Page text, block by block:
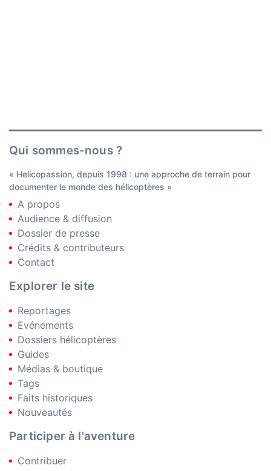
Qui sommes-nous ?
« Helicopassion, depuis 1998 : une approche de terrain pour
documenter le monde des hélicoptères »
A propos
Audience & diffusion
Dossier de presse
Crédits & contributeurs
Contact
Explorer le site
Reportages
Evénements
Dossiers hélicoptères
Guides
Médias & boutique
Tags
Faits historiques
Nouveautés
Participer à l'aventure
Contribuer